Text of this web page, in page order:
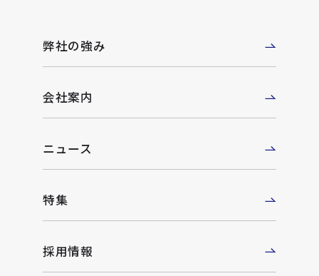
弊社の強み
会社案内
ニュース
特集
採用情報